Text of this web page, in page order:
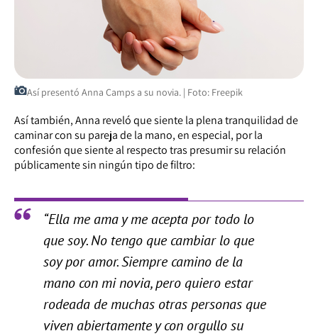
Así presentó Anna Camps a su novia. | Foto: Freepik
Así también, Anna reveló que siente la plena tranquilidad de
caminar con su pareja de la mano, en especial, por la
confesión que siente al respecto tras presumir su relación
públicamente sin ningún tipo de filtro:
“Ella me ama y me acepta por todo lo
que soy. No tengo que cambiar lo que
soy por amor. Siempre camino de la
mano con mi novia, pero quiero estar
rodeada de muchas otras personas que
viven abiertamente y con orgullo su